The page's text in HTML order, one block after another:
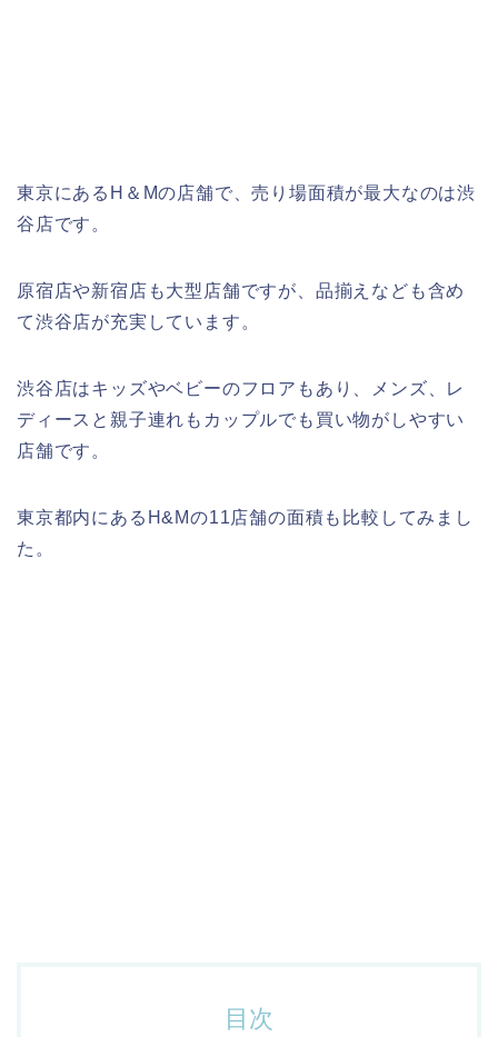
東京にあるH＆Mの店舗で、売り場面積が最大なのは渋
谷店です。
原宿店や新宿店も大型店舗ですが、品揃えなども含め
て渋谷店が充実しています。
渋谷店はキッズやベビーのフロアもあり、メンズ、レ
ディースと親子連れもカップルでも買い物がしやすい
店舗です。
東京都内にあるH&Mの11店舗の面積も比較してみまし
た。
目次